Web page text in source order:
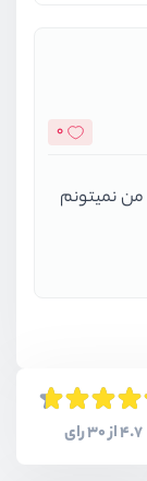
0
نمیتونم
4.7 از 30 رای